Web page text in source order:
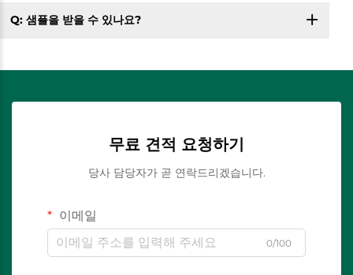
Q: 샘플을 받을 수 있나요?
무료 견적 요청하기
당사 담당자가 곧 연락드리겠습니다.
이메일
0/100